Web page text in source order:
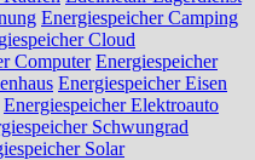
Energiespeicher Camping
Cloud
Computer Energiespeicher
Energiespeicher Eisen
Energiespeicher Elektroauto
Schwungrad
Solar